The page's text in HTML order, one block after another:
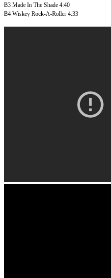
B3 Made In The Shade 4:40
B4 Wiskey Rock-A-Roller 4:33